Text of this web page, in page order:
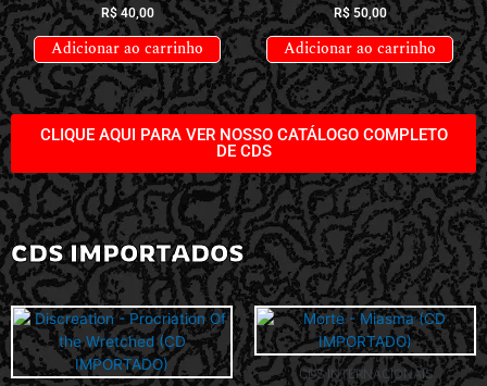
R$40,00
Adicionar ao carrinho
R$50,00
Adicionar ao carrinho
CLIQUE AQUI PARA VER NOSSO CATÁLOGO COMPLETO
DE CDS
CDS IMPORTADOS
CDS INTERNACIONAIS